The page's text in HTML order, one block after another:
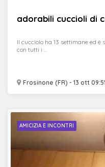
adorabili cuccioli di
Frosinone (FR) - 13 ott 09:51
Il cucciolo ha 13 settimane ed
con tutti i ...
AMICIZIA E INCONTRI